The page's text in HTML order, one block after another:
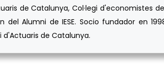
de Catalunya, Col·legi d'economistes
Alumni de IESE. Socio fundador en
de Catalunya.